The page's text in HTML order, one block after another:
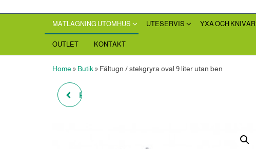
MATLAGNING UTOMHUS UTESERVIS YXA OCH KNIVAR
OUTLET KONTAKT
Home » Butik» Fältugn / stekgryra oval 9 liter utan ben
FÄLTUGN STEKGRYTA